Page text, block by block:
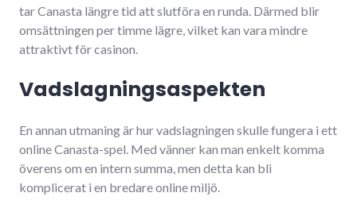
tar Canasta längre tid att slutföra en runda. Därmed blir
omsättningen per timme lägre, vilket kan vara mindre
attraktivt för casinon.
Vadslagningsaspekten
En annan utmaning är hur vadslagningen skulle fungera i ett
online Canasta-spel. Med vänner kan man enkelt komma
överens om en intern summa, men detta kan bli
komplicerat i en bredare online miljö.